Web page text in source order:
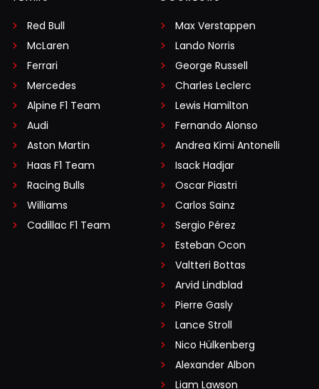
Red Bull
McLaren
Ferrari
Mercedes
Alpine F1 Team
Audi
Aston Martin
Haas F1 Team
Racing Bulls
Williams
Cadillac F1 Team
Max Verstappen
Lando Norris
George Russell
Charles Leclerc
Lewis Hamilton
Fernando Alonso
Andrea Kimi Antonelli
Isack Hadjar
Oscar Piastri
Carlos Sainz
Sergio Pérez
Esteban Ocon
Valtteri Bottas
Arvid Lindblad
Pierre Gasly
Lance Stroll
Nico Hülkenberg
Alexander Albon
Liam Lawson